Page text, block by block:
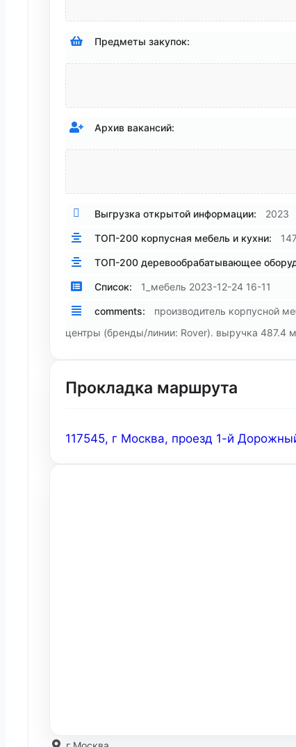
Предметы закупок:
Архив вакансий:
Выгрузка открытой информации: 2023
ТОП-200 корпусная мебель и кухни:
ТОП-200 деревообрабатывающее
Список: 1_мебель 2023-12-24 16-11
comments:
производитель корпусной
центры (бренды/линии: Rover). выручка 487.4
Прокладка маршрута
117545, г Москва, проезд 1-й